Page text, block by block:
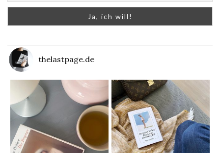
thelastpage.de